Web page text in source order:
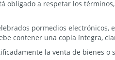
obligado a respetar los
pormedios
contener una copia íntegra,
la venta de bienes o